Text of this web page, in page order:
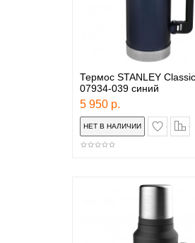
Термос STANLEY
07934-039 синий
5 950 р.
в